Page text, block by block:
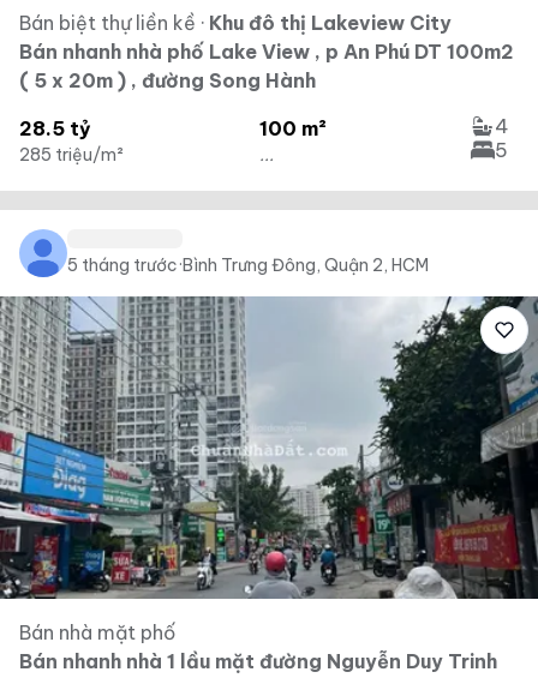
Bán biệt thự liền kề · Khu đô thị Lakeview City
Bán nhanh nhà phố Lake View , p An Phú DT 100m2
( 5 x 20m ) , đường Song Hành
28.5 tỷ
285 triệu/m²
100 m²
...
4
5
5 tháng trước·Bình Trưng Đông, Quận 2, HCM
Bán nhà mặt phố
Bán nhanh nhà 1 lầu mặt đường Nguyễn Duy Trinh